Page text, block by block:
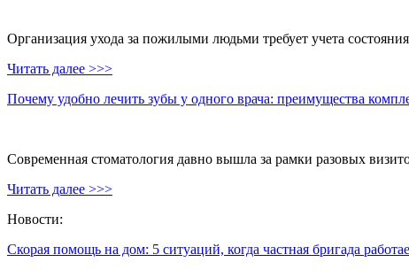
Организация ухода за пожилыми людьми требует учета
Читать далее >>>
Почему удобно лечить зубы у одного врача: преимущества
Современная стоматология давно вышла за рамки разовых
Читать далее >>>
Новости:
Скорая помощь на дом: 5 ситуаций, когда частная бригада